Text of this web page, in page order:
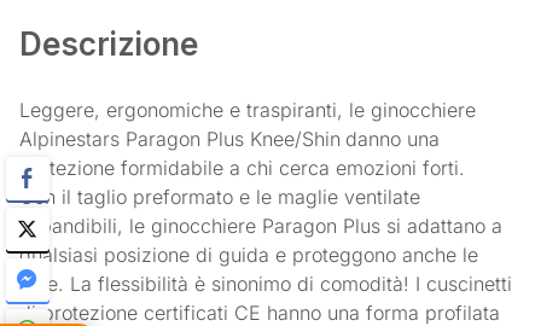
Descrizione
Leggere, ergonomiche e traspiranti, le ginocchiere
Alpinestars Paragon Plus Knee/Shin danno una
protezione formidabile a chi cerca emozioni forti.
Con il taglio preformato e le maglie ventilate
espandibili, le ginocchiere Paragon Plus si adattano a
qualsiasi posizione di guida e proteggono anche le
tibie. La flessibilità è sinonimo di comodità! I cuscinetti
di protezione certificati CE hanno una forma profilata